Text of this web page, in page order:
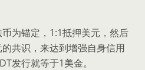
为锚定，1:1抵押美元，然后
共识，来达到增强自身信用
发行就等于1美金。